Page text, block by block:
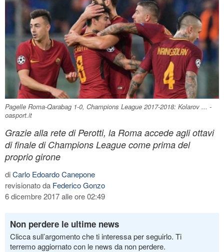
Pagelle Roma-Qarabag 1-0, Champions League 2017-2018: Kolarov ... -
oasport.it
Grazie alla rete di Perotti, la Roma accede agli ottavi
di finale di Champions League come prima del
proprio girone
diCarlo Edoardo Canepone
revisionato da Federico Gonzo
6 dicembre 2017 alle ore 02:49
Non perdere le ultime news
Clicca sull’argomento che ti interessa per seguirlo. Ti
terremo aggiornato con le news da non perdere.